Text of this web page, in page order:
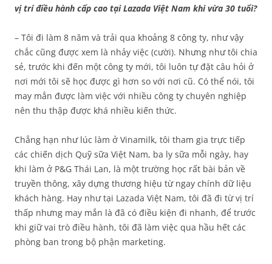
vị trí điều hành cấp cao tại Lazada Việt Nam khi vừa 30 tuổi?
– Tôi đi làm 8 năm và trải qua khoảng 8 công ty, như vậy
chắc cũng được xem là nhảy việc (cười). Nhưng như tôi chia
sẻ, trước khi đến một công ty mới, tôi luôn tự đặt câu hỏi ở
nơi mới tôi sẽ học được gì hơn so với nơi cũ. Có thể nói, tôi
may mắn được làm việc với nhiều công ty chuyên nghiệp
nên thu thập được khá nhiều kiến thức.
Chẳng hạn như lúc làm ở Vinamilk, tôi tham gia trực tiếp
các chiến dịch Quỹ sữa Việt Nam, ba ly sữa mỗi ngày, hay
khi làm ở P&G Thái Lan, là một trường học rất bài bản về
truyền thông, xây dựng thương hiệu từ ngay chính dữ liệu
khách hàng. Hay như tại Lazada Việt Nam, tôi đã đi từ vị trí
thấp nhưng may mắn là đã có điều kiện đi nhanh, để trước
khi giữ vai trò điều hành, tôi đã làm việc qua hầu hết các
phòng ban trong bộ phận marketing.